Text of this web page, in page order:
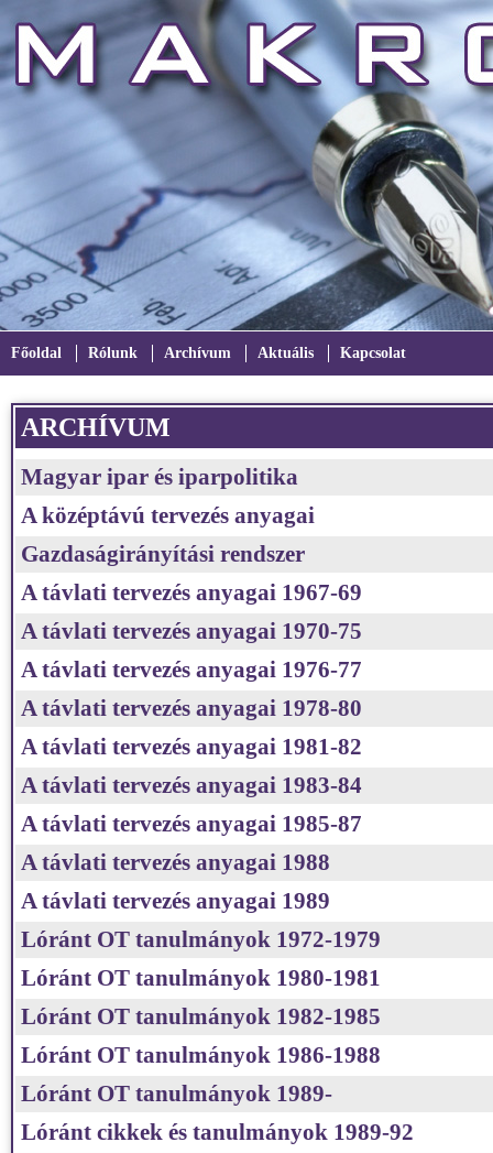
Főoldal Rólunk Archívum Aktuális Kapcsolat
ARCHÍVUM
Magyar ipar és iparpolitika
A középtávú tervezés anyagai
Gazdaságirányítási rendszer
A távlati tervezés anyagai 1967-69
A távlati tervezés anyagai 1970-75
A távlati tervezés anyagai 1976-77
A távlati tervezés anyagai 1978-80
A távlati tervezés anyagai 1981-82
A távlati tervezés anyagai 1983-84
A távlati tervezés anyagai 1985-87
A távlati tervezés anyagai 1988
A távlati tervezés anyagai 1989
Lóránt OT tanulmányok 1972-1979
Lóránt OT tanulmányok 1980-1981
Lóránt OT tanulmányok 1982-1985
Lóránt OT tanulmányok 1986-1988
Lóránt OT tanulmányok 1989-
Lóránt cikkek és tanulmányok 1989-92